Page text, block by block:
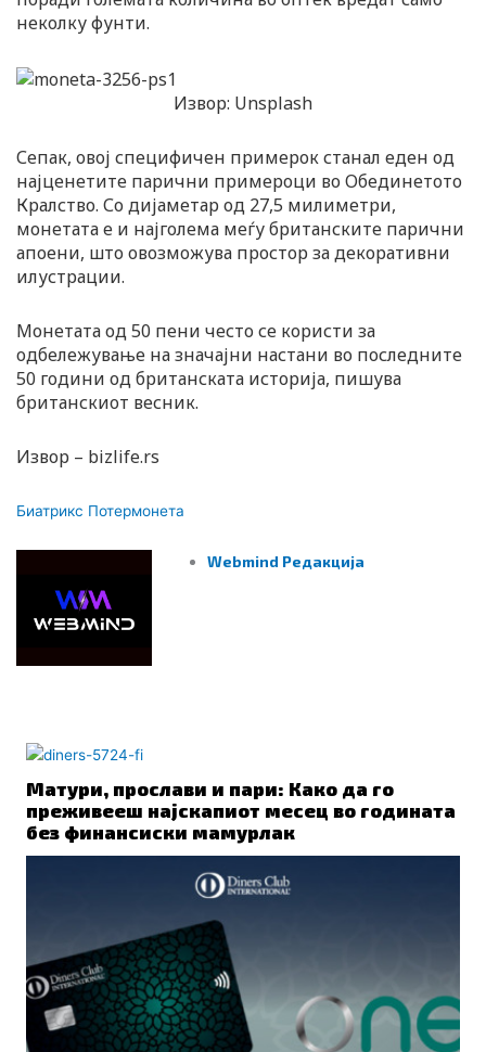
неколку фунти.
Извор: Unsplash
Сепак, овој специфичен примерок станал еден од
најценетите парични примероци во Обединетото
Кралство. Со дијаметар од 27,5 милиметри,
монетата е и најголема меѓу британските парични
апоени, што овозможува простор за декоративни
илустрации.
Монетата од 50 пени често се користи за
одбележување на значајни настани во последните
50 години од британската историја, пишува
британскиот весник.
Извор – bizlife.rs
Биатрикс Потермонета
Webmind Редакција
Матури, прослави и пари: Како да го
преживееш најскапиот месец во годината
без финансиски мамурлак